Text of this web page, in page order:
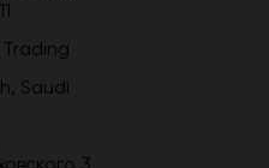
Saudi